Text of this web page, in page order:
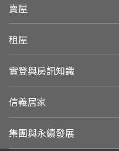
賣屋
租屋
實登與房訊知識
信義居家
集團與永續發展